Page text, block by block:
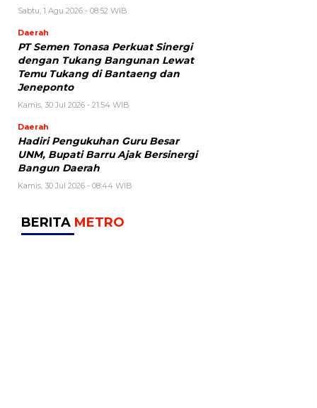
Sabtu, 1 Agu 2026 - 08:52 WIB
Daerah
PT Semen Tonasa Perkuat Sinergi
dengan Tukang Bangunan Lewat
Temu Tukang di Bantaeng dan
Jeneponto
Kamis, 30 Jul 2026 - 21:54 WIB
Daerah
Hadiri Pengukuhan Guru Besar
UNM, Bupati Barru Ajak Bersinergi
Bangun Daerah
Kamis, 30 Jul 2026 - 08:44 WIB
BERITA METRO